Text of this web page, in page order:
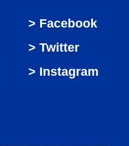
Facebook
Twitter
Instagram